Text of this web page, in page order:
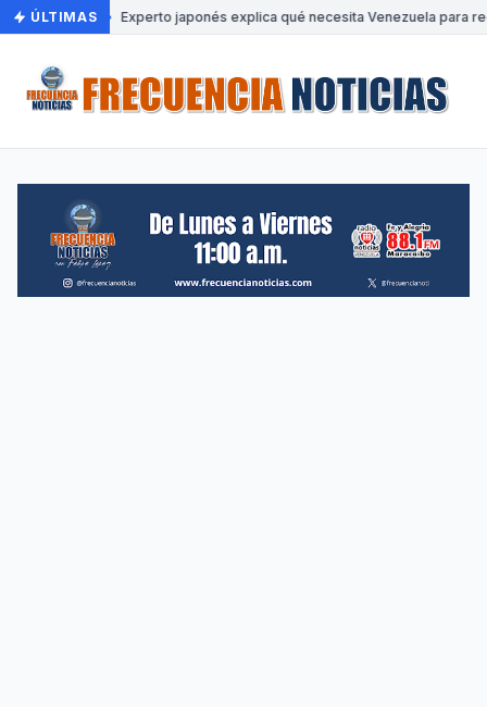
ÚLTIMAS Experto japonés explica qué necesita Venezuela para